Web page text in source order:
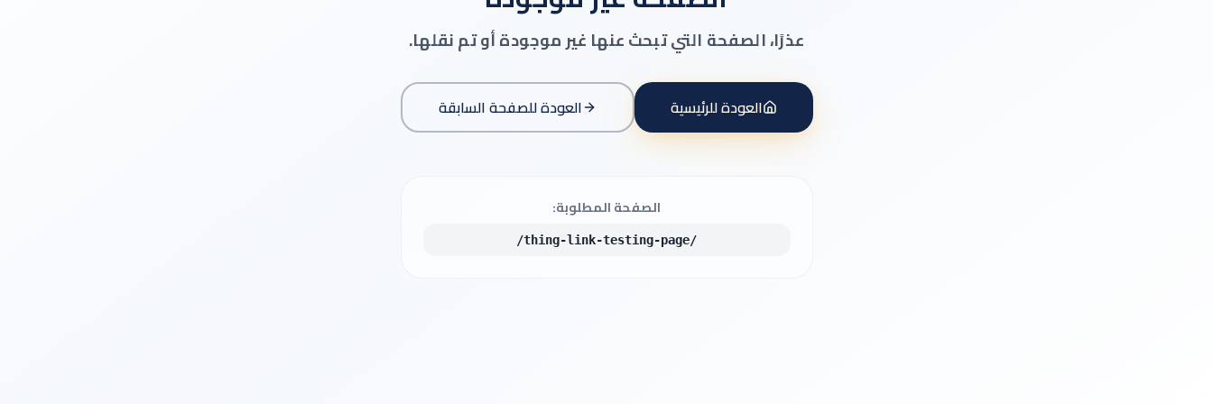
عذرًا، الصفحة التي تبحث عنها غير موجودة أو تم نقلها.
العودة للرئيسية العودة للصفحة السابقة
الصفحة المطلوبة:
/thing-link-testing-page/